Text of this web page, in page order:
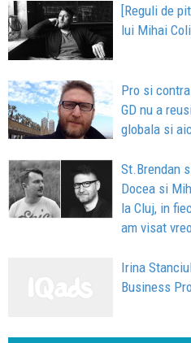
[Reguli de
lui Mihai
Pro si
GD nu a
globala si
St.Brendan
Docea si
la Cluj, in
am visat
Irina
Business